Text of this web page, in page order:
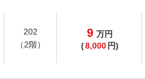
202
（2階）
9 万円
(8,000 円)